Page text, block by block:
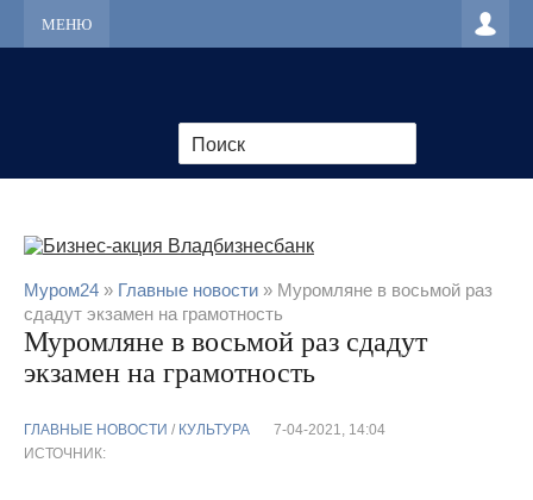
МЕНЮ
Муром24 » Главные новости » Муромляне в восьмой раз
сдадут экзамен на грамотность
Муромляне в восьмой раз сдадут
экзамен на грамотность
ГЛАВНЫЕ НОВОСТИ / КУЛЬТУРА
7-04-2021, 14:04
ИСТОЧНИК: